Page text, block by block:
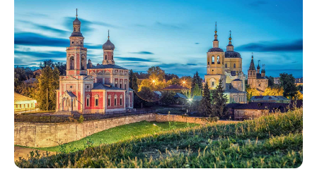
Банные комплексы
Горнолыжные клубы
Спецпроекты
Инвестиционный портал
Федоскинская фабрика
Пикник в Подмосковье
Золотое кольцо России
Войти